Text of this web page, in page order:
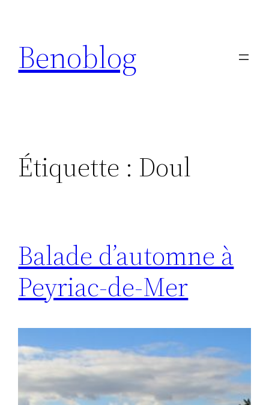
contenu
Benoblog
Étiquette : Doul
Balade d’automne à
Peyriac-de-Mer